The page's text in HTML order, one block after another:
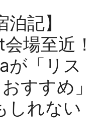
泊記】
場至近！
が「リス
すすめ」
しれない